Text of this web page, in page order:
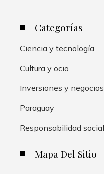
Categorías
Ciencia y tecnología
Cultura y ocio
Inversiones y negocios
Paraguay
Responsabilidad social
Mapa Del Sitio